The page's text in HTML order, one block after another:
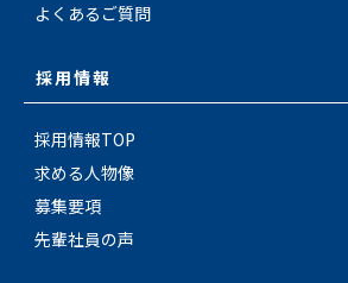
よくあるご質問
採用情報
採用情報TOP
求める人物像
募集要項
先輩社員の声